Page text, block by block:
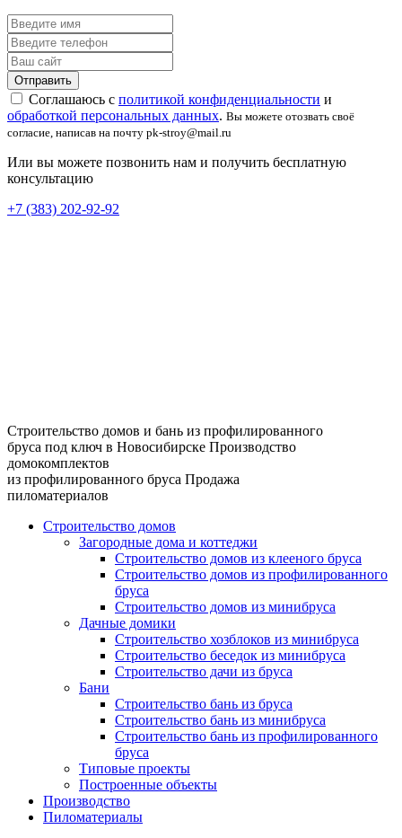
Соглашаюсь с политикой конфиденциальности и
обработкой персональных данных. Вы можете отозвать своё
согласие, написав на почту pk-stroy@mail.ru
Или вы можете позвонить нам и получить бесплатную
консультацию
+7 (383) 202-92-92
Строительство домов и бань из профилированного
бруса под ключ в Новосибирске Производство
домокомплектов
из профилированного бруса Продажа
пиломатериалов
Строительство домов
Загородные дома и коттеджи
Строительство домов из клееного бруса
Строительство домов из профилированного
бруса
Строительство домов из минибруса
Дачные домики
Строительство хозблоков из минибруса
Строительство беседок из минибруса
Строительство дачи из бруса
Бани
Строительство бань из бруса
Строительство бань из минибруса
Строительство бань из профилированного
бруса
Типовые проекты
Построенные объекты
Производство
Пиломатериалы